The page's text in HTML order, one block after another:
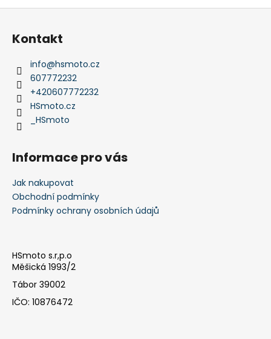
Kontakt
info@hsmoto.cz
607772232
+420607772232
HSmoto.cz
_HSmoto
Informace pro vás
Jak nakupovat
Obchodní podmínky
Podmínky ochrany osobních údajů
HSmoto s.r,p.o
Měšická 1993/2
Tábor 39002
IČO: 10876472